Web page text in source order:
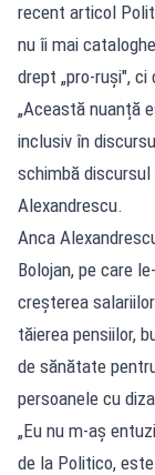
recent articol
nu îi mai
drept „pro-ruși", ci
„Această nuanță
inclusiv în
schimbă discursul
Alexandrescu.
Anca
Bolojan, pe care
creșterea
tăierea pensiilor,
de sănătate
persoanele cu
„Eu nu m-aș
de la Politico,